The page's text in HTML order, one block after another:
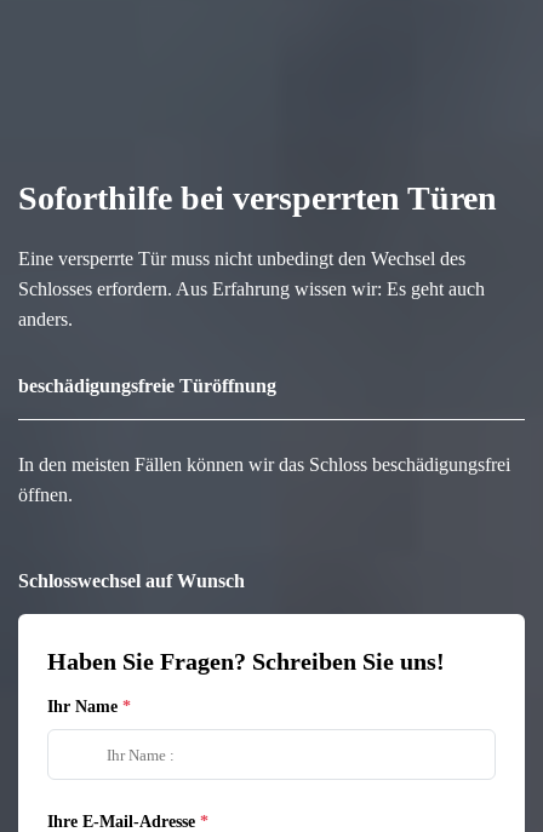
Soforthilfe bei versperrten Türen
Eine versperrte Tür muss nicht unbedingt den Wechsel des
Schlosses erfordern. Aus Erfahrung wissen wir: Es geht auch
anders.
beschädigungsfreie Türöffnung
In den meisten Fällen können wir das Schloss beschädigungsfrei
öffnen.
Schlosswechsel auf Wunsch
Haben Sie Fragen? Schreiben Sie uns!
Ihr Name
Ihre E-Mail-Adresse